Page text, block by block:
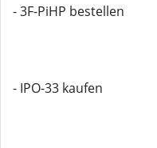
- 3F-PiHP bestellen
- IPO-33 kaufen